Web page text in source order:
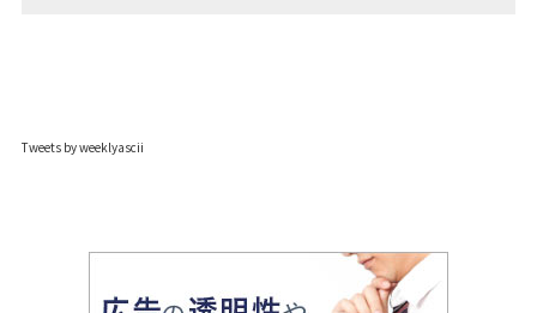
Tweets by weeklyascii